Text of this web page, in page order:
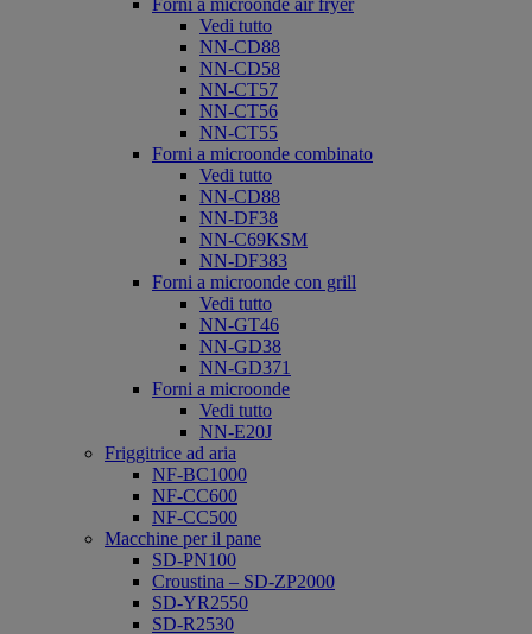
Forni a microonde air fryer
Vedi tutto
NN-CD88
NN-CD58
NN-CT57
NN-CT56
NN-CT55
Forni a microonde combinato
Vedi tutto
NN-CD88
NN-DF38
NN-C69KSM
NN-DF383
Forni a microonde con grill
Vedi tutto
NN-GT46
NN-GD38
NN-GD371
Forni a microonde
Vedi tutto
NN-E20J
Friggitrice ad aria
NF-BC1000
NF-CC600
NF-CC500
Macchine per il pane
SD-PN100
Croustina – SD-ZP2000
SD-YR2550
SD-R2530